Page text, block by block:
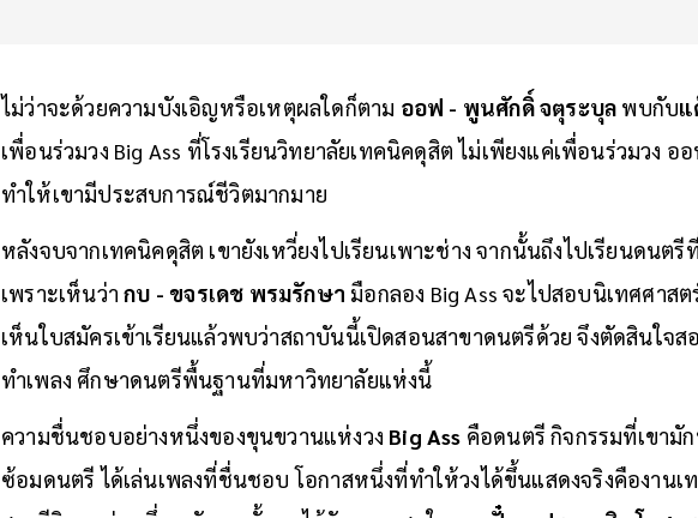
ไม่ว่าจะด้วยความบังเอิญหรือเหตุผลใดก็ตาม ออฟ - พูนศักดิ์ จตุระบุล พบกับแ
เพื่อนร่วมวง Big Ass ที่โรงเรียนวิทยาลัยเทคนิคดุสิต ไม่เพียงแค่เพื่อนร่วมวง อ
ทำให้เขามีประสบการณ์ชีวิตมากมาย
หลังจบจากเทคนิคดุสิต เขายังเหวี่ยงไปเรียนเพาะช่าง จากนั้นถึงไปเรียนดนต
เพราะเห็นว่ากบ - ขจรเดช พรมรักษา มือกลอง Big Ass จะไปสอบนิเทศศาส
เห็นใบสมัครเข้าเรียนแล้วพบว่าสถาบันนี้เปิดสอนสาขาดนตรีด้วย จึงตัดสินใจส
ทำเพลง ศึกษาดนตรีพื้นฐานที่มหาวิทยาลัยแห่งนี้
ความชื่นชอบอย่างหนึ่งของขุนขวานแห่งวง Big Ass คือดนตรี กิจกรรมที่เขามั
ซ้อมดนตรี ได้เล่นเพลงที่ชื่นชอบ โอกาสหนึ่งที่ทำให้วงได้ขึ้นแสดงจริงคืองานเ